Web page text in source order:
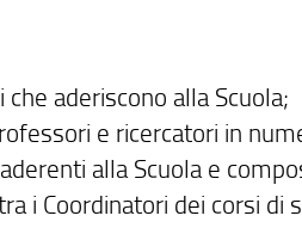
aderiscono alla Scuola;
e ricercatori in
alla Scuola e
i Coordinatori dei corsi